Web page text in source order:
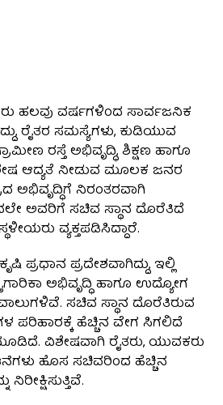
ಹಲವು ವರ್ಷಗಳಿಂದ ಸಾರ್ವಜನಿಕ
ರೈತರ ಸಮಸ್ಯೆಗಳು, ಕುಡಿಯುವ
ರಸ್ತೆ ಅಭಿವೃದ್ಧಿ, ಶಿಕ್ಷಣ ಹಾಗೂ
ಆದ್ಯತೆ ನೀಡುವ ಮೂಲಕ ಜನರ
ಅಭಿವೃದ್ಧಿಗೆ ನಿರಂತರವಾಗಿ
ಅವರಿಗೆ ಸಚಿವ ಸ್ಥಾನ ದೊರೆತಿದೆ
ವ್ಯಕ್ತಪಡಿಸಿದ್ದಾರೆ.
ಪ್ರಧಾನ ಪ್ರದೇಶವಾಗಿದ್ದು, ಇಲ್ಲಿ
ಅಭಿವೃದ್ಧಿ ಹಾಗೂ ಉದ್ಯೋಗ
ಸಚಿವ ಸ್ಥಾನ ದೊರೆತಿರುವ
ಪರಿಹಾರಕ್ಕೆ ಹೆಚ್ಚಿನ ವೇಗ ಸಿಗಲಿದೆ
ವಿಶೇಷವಾಗಿ ರೈತರು, ಯುವಕರು
ಹೊಸ ಸಚಿವರಿಂದ ಹೆಚ್ಚಿನ